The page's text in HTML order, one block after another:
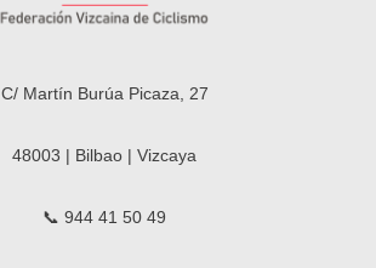
C/ Martín Burúa Picaza, 27
48003 | Bilbao | Vizcaya
📞 944 41 50 49